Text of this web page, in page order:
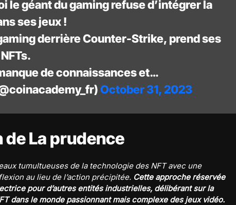
le géant du gaming refuse d’intégrer la
ses jeux !
derrière Counter-Strike, prend ses
de connaissances et…
October 31, 2023
de La prudence
tumultueuses de la technologie des NFT avec une
au lieu de l’action précipitée. Cette approche réservée
pour d’autres entités industrielles, délibérant sur la
dans le monde passionnant mais complexe des jeux vidéo.